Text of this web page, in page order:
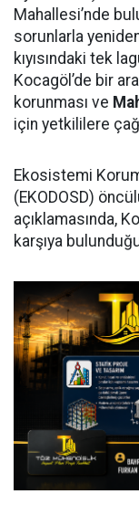
Mahallesi’nde
sorunlarla
kıyısındaki tek
Kocagöl’de bir
korunması ve
için yetkililere
Ekosistemi
(EKODOSD)
açıklamasında,
karşıya